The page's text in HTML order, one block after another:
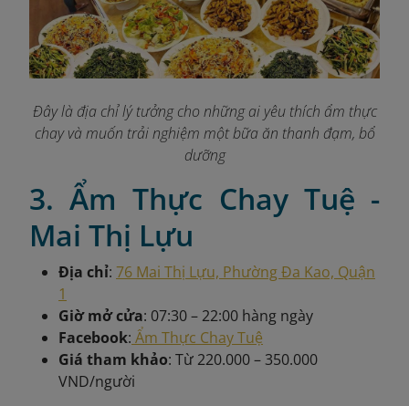
Đây là địa chỉ lý tưởng cho những ai yêu thích ẩm thực
chay và muốn trải nghiệm một bữa ăn thanh đạm, bổ
dưỡng
3. Ẩm Thực Chay Tuệ -
Mai Thị Lựu
Địa chỉ: 76 Mai Thị Lựu, Phường Đa Kao, Quận
1
Giờ mở cửa: 07:30 – 22:00 hàng ngày
Facebook: Ẩm Thực Chay Tuệ
Giá tham khảo: Từ 220.000 – 350.000
VND/người